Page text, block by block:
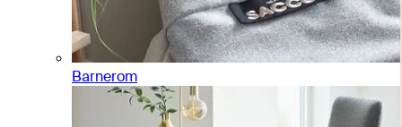
Barnerom